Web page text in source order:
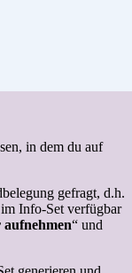
in dem du auf
gefragt, d.h.
Info-Set verfügbar
aufnehmen“ und